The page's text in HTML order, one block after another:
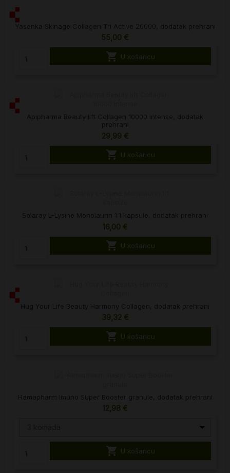
55,00 €
 U košaricu
29,99 €
 U košaricu
16,00 €
 U košaricu
39,32 €
 U košaricu
12,98 €
 U košaricu